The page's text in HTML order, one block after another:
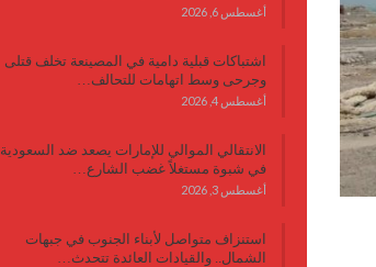
أغسطس 6, 2026
اشتباكات قبلية دامية في المصينعة تخلف قتلى
وجرحى وسط اتهامات للتحالف…
أغسطس 4, 2026
الانتقالي الموالي للإمارات يصعد ضد السعودية
في شبوة مستغلاً غضب الشارع…
أغسطس 3, 2026
استنزاف متواصل لأبناء الجنوب في جبهات
الشمال.. والقيادات العائدة تتحدث…